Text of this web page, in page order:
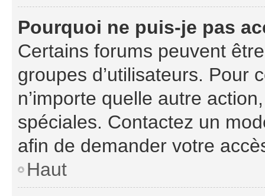
Pourquoi ne puis-je pas
Certains forums peuvent
groupes d’utilisateurs. Pour
n’importe quelle autre
spéciales. Contactez un
afin de demander votre
Haut